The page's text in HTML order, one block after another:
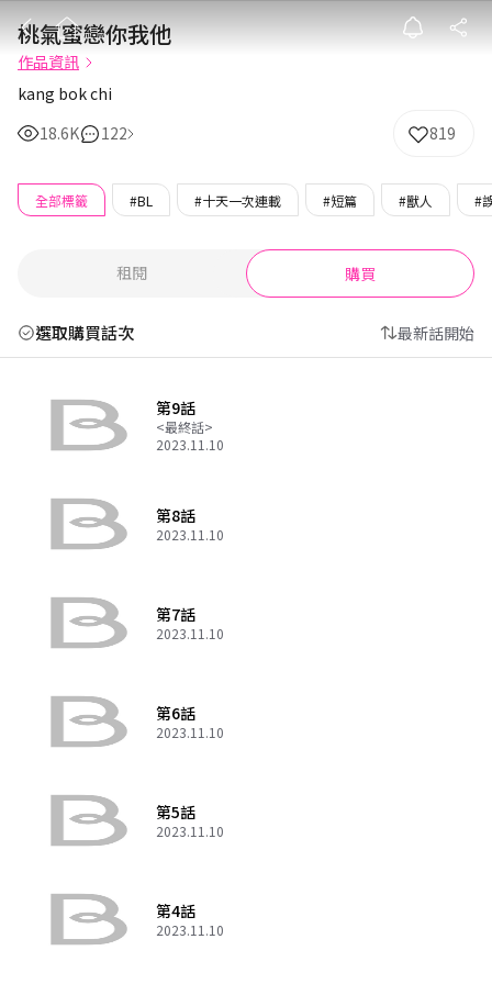
桃氣蜜戀你我他
桃氣蜜戀你我他
作品資訊
kang bok chi
18.6K
122 819
全部標籤 #BL #十天一次連載 #短篇 #獸人 #
租閱 購買
選取購買話次 最新話開始
第9話
<最終話>
2023.11.10
第8話
2023.11.10
第7話
2023.11.10
第6話
2023.11.10
第5話
2023.11.10
第4話
2023.11.10